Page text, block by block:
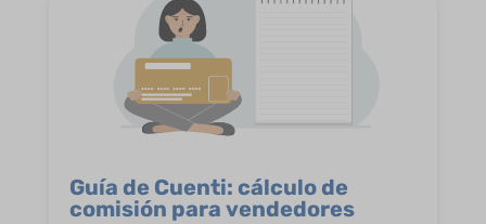
Guía de Cuenti: cálculo de
comisión para vendedores